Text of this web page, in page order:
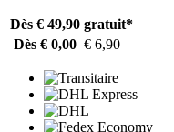
Dès € 49,90 gratuit*
Dès € 0,00 € 6,90